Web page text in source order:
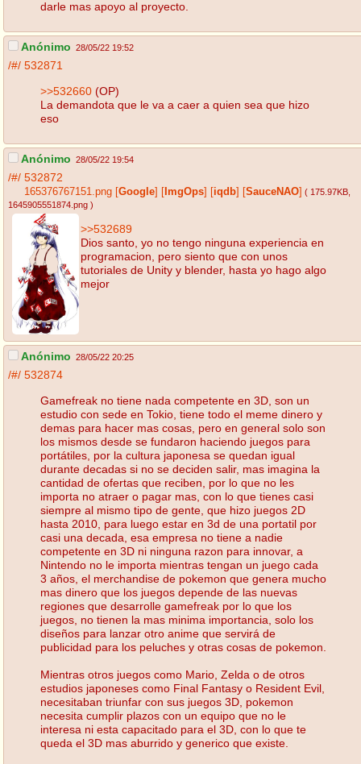
darle mas apoyo al proyecto.
Anónimo 28/05/22 19:52
/#/ 532871
>>532660 (OP)
La demandota que le va a caer a quien sea que hizo
eso
Anónimo 28/05/22 19:54
/#/ 532872
165376767151.png Google ImgOps iqdb SauceNAO ( 175.97KB
1645905551874.png )
>>532689
Dios santo, yo no tengo ninguna experiencia en
programacion, pero siento que con unos
tutoriales de Unity y blender, hasta yo hago algo
mejor
Anónimo 28/05/22 20:25
/#/ 532874
Gamefreak no tiene nada competente en 3D, son un
estudio con sede en Tokio, tiene todo el meme dinero y
demas para hacer mas cosas, pero en general solo son
los mismos desde se fundaron haciendo juegos para
portátiles, por la cultura japonesa se quedan igual
durante decadas si no se deciden salir, mas imagina la
cantidad de ofertas que reciben, por lo que no les
importa no atraer o pagar mas, con lo que tienes casi
siempre al mismo tipo de gente, que hizo juegos 2D
hasta 2010, para luego estar en 3d de una portatil por
casi una decada, esa empresa no tiene a nadie
competente en 3D ni ninguna razon para innovar, a
Nintendo no le importa mientras tengan un juego cada
3 años, el merchandise de pokemon que genera mucho
mas dinero que los juegos depende de las nuevas
regiones que desarrolle gamefreak por lo que los
juegos, no tienen la mas minima importancia, solo los
diseños para lanzar otro anime que servirá de
publicidad para los peluches y otras cosas de pokemon.
Mientras otros juegos como Mario, Zelda o de otros
estudios japoneses como Final Fantasy o Resident Evil,
necesitaban triunfar con sus juegos 3D, pokemon
necesita cumplir plazos con un equipo que no le
interesa ni esta capacitado para el 3D, con lo que te
queda el 3D mas aburrido y generico que existe.